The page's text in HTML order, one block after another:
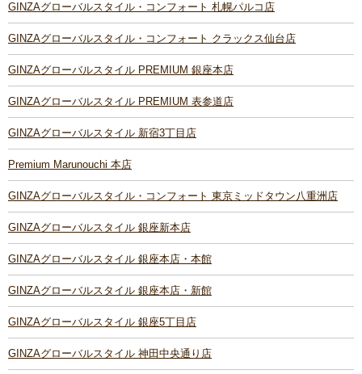
GINZAグローバルスタイル・コンフォート 札幌パルコ店
GINZAグローバルスタイル・コンフォート クラックス仙台店
GINZAグローバルスタイル PREMIUM 銀座本店
GINZAグローバルスタイル PREMIUM 表参道店
GINZAグローバルスタイル 新宿3丁目店
Premium Marunouchi 本店
GINZAグローバルスタイル・コンフォート 東京ミッドタウン八重洲店
GINZAグローバルスタイル 銀座新本店
GINZAグローバルスタイル 銀座本店・本館
GINZAグローバルスタイル 銀座本店・新館
GINZAグローバルスタイル 銀座5丁目店
GINZAグローバルスタイル 神田中央通り店